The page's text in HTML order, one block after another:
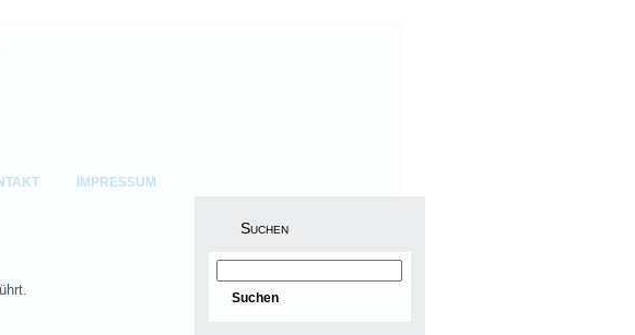
IMPRESSUM
Suchen